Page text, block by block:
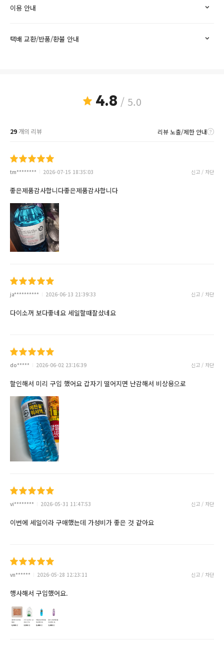
이용 안내
택배 교환/반품/환불 안내
4.8 / 5.0
29개의 리뷰 리뷰 노출/제한 안내
tm******** 2026-07-15 18:35:03 신고 / 차단
좋은제품감사합니다좋은제품감사합니다
ja********** 2026-06-13 21:39:33 신고 / 차단
다이소꺼 보다좋네요 세일할때잘샀네요
do***** 2026-06-02 23:16:39 신고 / 차단
할인해서 미리 구입 했어요 갑자기 떨어지면 난감해서 비상용으로
vi******** 2026-05-31 11:47:53 신고 / 차단
이번에 세일이라 구매했는데 가성비가 좋은 것 같아요
vn****** 2026-05-28 12:23:11 신고 / 차단
행사해서 구입했어요.